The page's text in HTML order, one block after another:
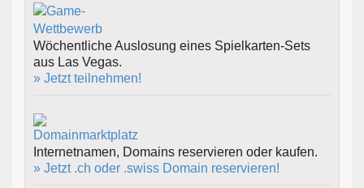
Wöchentliche Auslosung eines Spielkarten-Sets
aus Las Vegas.
» Jetzt teilnehmen!
Internetnamen, Domains reservieren oder kaufen.
» Jetzt .ch oder .swiss Domain reservieren!